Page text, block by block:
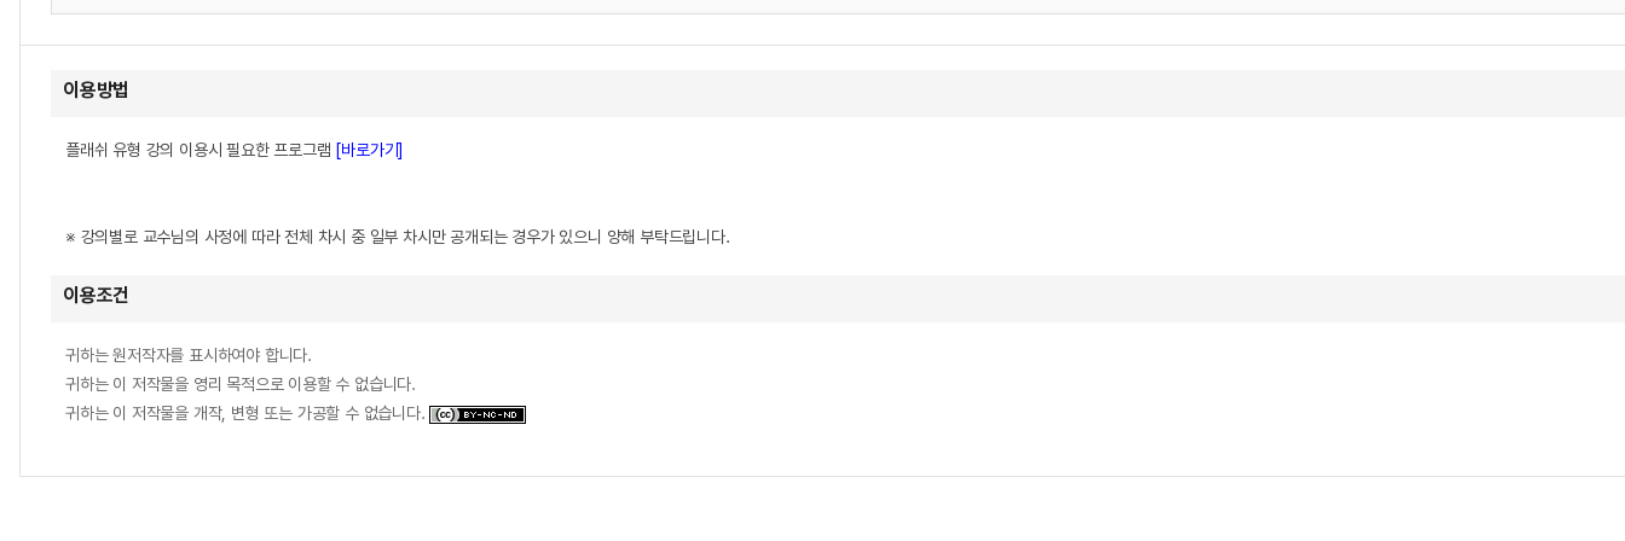
이용방법
플래쉬 유형 강의 이용시 필요한 프로그램 [바로가기]
※ 강의별로 교수님의 사정에 따라 전체 차시 중 일부 차시만 공개되는 경우가 있으니 양해 부탁드립니다.
이용조건
귀하는 원저작자를 표시하여야 합니다.
귀하는 이 저작물을 영리 목적으로 이용할 수 없습니다.
귀하는 이 저작물을 개작, 변형 또는 가공할 수 없습니다.